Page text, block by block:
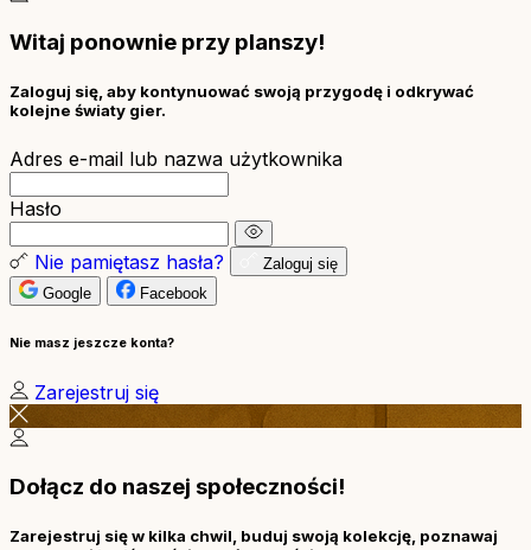
Witaj ponownie przy planszy!
Zaloguj się, aby kontynuować swoją przygodę i odkrywać
kolejne światy gier.
Adres e-mail lub nazwa użytkownika
Hasło
Nie pamiętasz hasła?
Zaloguj się
Google
Facebook
Nie masz jeszcze konta?
Zarejestruj się
Dołącz do naszej społeczności!
Zarejestruj się w kilka chwil, buduj swoją kolekcję, poznawaj